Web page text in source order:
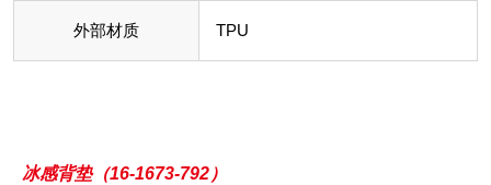
外部材质 TPU
冰感背垫（16-1673-792）